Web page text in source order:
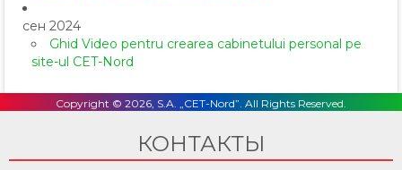
сен 2024
Ghid Video pentru crearea cabinetului personal pe
site-ul CET-Nord
Copyright © 2026, S.A. „CET-Nord”. All Rights Reserved.
КОНТАКТЫ